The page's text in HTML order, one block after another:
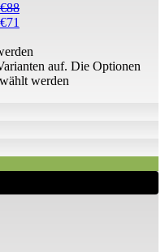
auf. Die Optionen
werden